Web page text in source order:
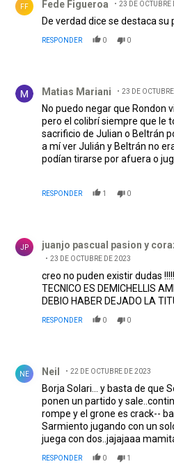
FF Fede Figueroa 23 DE OCTUBRE
De verdad dice se destaca su
RESPONDER 0 0
Matias Mariani 23 DE
No puedo negar que Rondon
pero el colibrí siempre que le
sacrificio de Julian o Beltrán
a mí ver Julián y Beltrán no
podían tirarse por afuera o
espaldas y aguantarla para
juega siempre adentro
situación que tenga y definir
despreciable dicho todo esto
titular pero le agregaría a
asistan es más podría probar
atrás de Borja donde más
retegui...
RESPONDER 1 0
JP juanjo pascual pasion y
23 DE OCTUBRE DE 2023
creo no puden existir dudas
TECNICO ES DEMICHELLIS
DEBIO HABER DEJADO LA
RESPONDER 0 0
NE Neil 22 DE OCTUBRE DE 2023
Borja Solari... y basta de que
ponen un partido y
rompe y el grone es crack--
Sarmiento jugando con un
juega con dos..jajajaaa
RESPONDER 0 1